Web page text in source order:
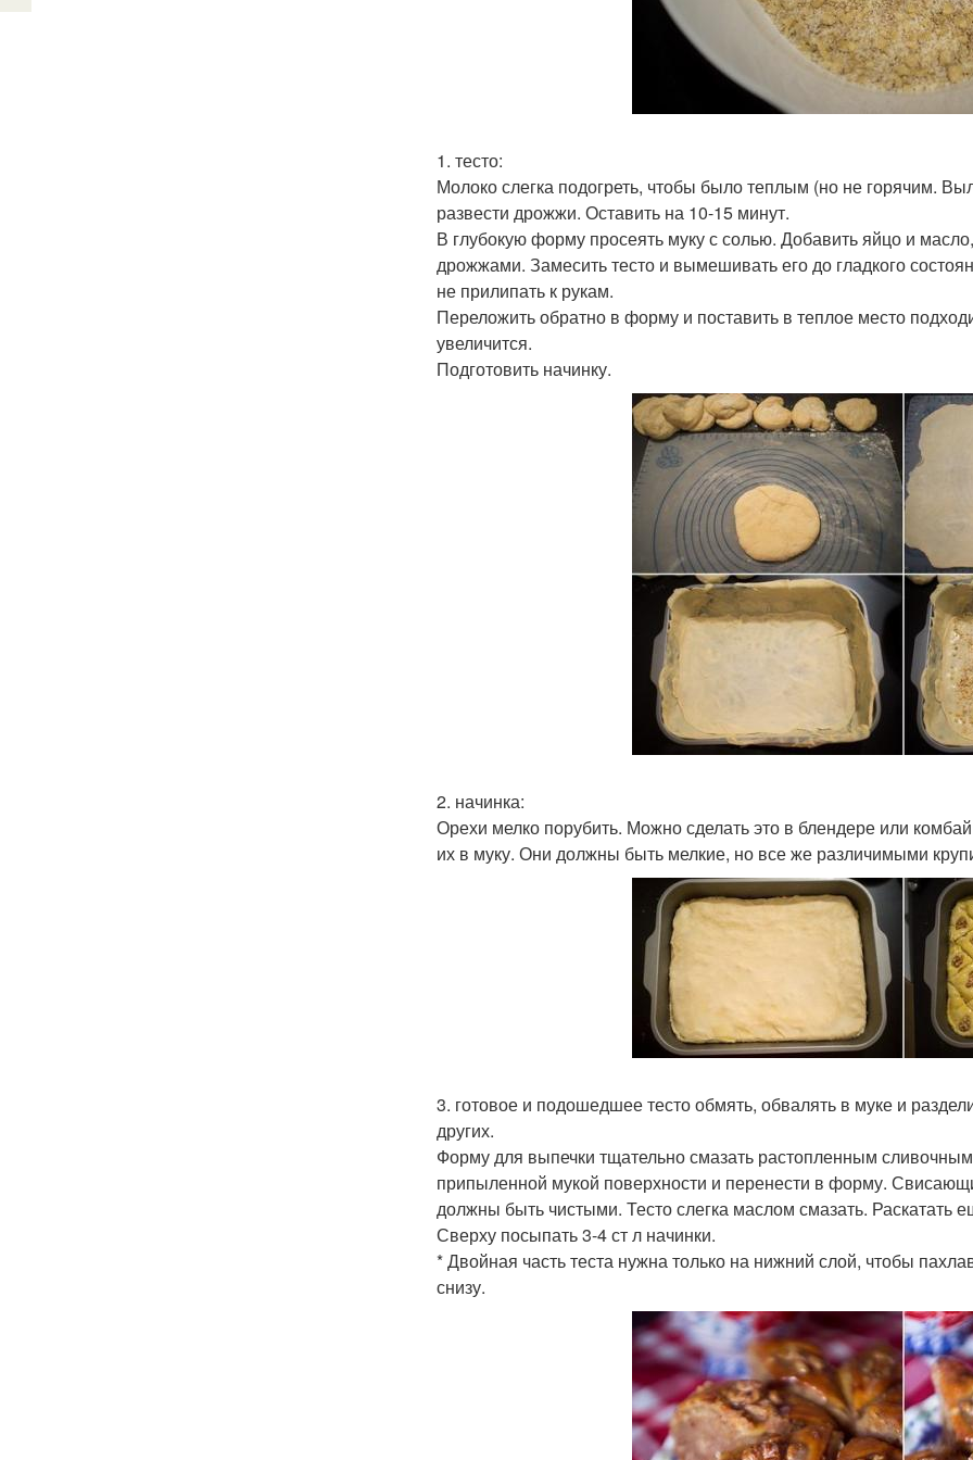
1. тесто:
Молоко слегка подогреть, чтобы было теплым (но не горячим.
развести дрожжи. Оставить на 10-15 минут.
В глубокую форму просеять муку с солью. Добавить яйцо и
дрожжами. Замесить тесто и вымешивать его до гладкого
не прилипать к рукам.
Переложить обратно в форму и поставить в теплое место
увеличится.
Подготовить начинку.
2. начинка:
Орехи мелко порубить. Можно сделать это в блендере или
их в муку. Они должны быть мелкие, но все же различимыми
3. готовое и подошедшее тесто обмять, обвалять в муке и
других.
Форму для выпечки тщательно смазать растопленным
припыленной мукой поверхности и перенести в форму.
должны быть чистыми. Тесто слегка маслом смазать. Раскатать
Сверху посыпать 3-4 ст л начинки.
* Двойная часть теста нужна только на нижний слой, чтобы
снизу.